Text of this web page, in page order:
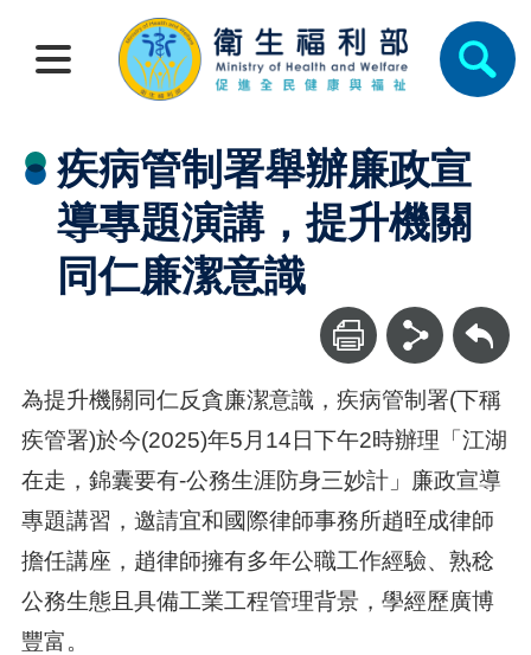
疾病管制署舉辦廉政宣
導專題演講，提升機關
同仁廉潔意識
回上一頁
為提升機關同仁反貪廉潔意識，疾病管制署(下稱
疾管署)於今(2025)年5月14日下午2時辦理「江湖
在走，錦囊要有-公務生涯防身三妙計」廉政宣導
專題講習，邀請宜和國際律師事務所趙晊成律師
擔任講座，趙律師擁有多年公職工作經驗、熟稔
公務生態且具備工業工程管理背景，學經歷廣博
豐富。